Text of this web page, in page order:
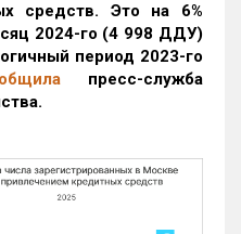
средств. Это на 6%
2024-го (4 998 ДДУ)
период 2023-го
пресс-служба